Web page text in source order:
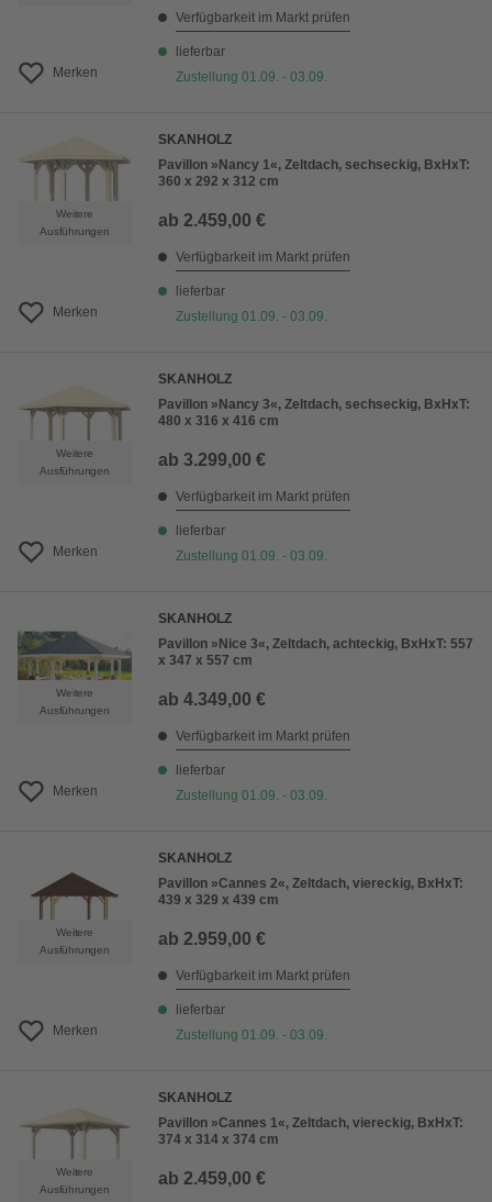
Merken
Verfügbarkeit im Markt prüfen
lieferbar
Zustellung 01.09. - 03.09.
Weitere
Ausführungen
Merken
SKANHOLZ
Pavillon »Nancy 1«, Zeltdach, sechseckig, BxHxT:
360 x 292 x 312 cm
ab 2.459,00 €
Verfügbarkeit im Markt prüfen
lieferbar
Zustellung 01.09. - 03.09.
Weitere
Ausführungen
Merken
SKANHOLZ
Pavillon »Nancy 3«, Zeltdach, sechseckig, BxHxT:
480 x 316 x 416 cm
ab 3.299,00 €
Verfügbarkeit im Markt prüfen
lieferbar
Zustellung 01.09. - 03.09.
Weitere
Ausführungen
Merken
SKANHOLZ
Pavillon »Nice 3«, Zeltdach, achteckig, BxHxT: 557
x 347 x 557 cm
ab 4.349,00 €
Verfügbarkeit im Markt prüfen
lieferbar
Zustellung 01.09. - 03.09.
Weitere
Ausführungen
Merken
SKANHOLZ
Pavillon »Cannes 2«, Zeltdach, viereckig, BxHxT:
439 x 329 x 439 cm
ab 2.959,00 €
Verfügbarkeit im Markt prüfen
lieferbar
Zustellung 01.09. - 03.09.
Weitere
Ausführungen
SKANHOLZ
Pavillon »Cannes 1«, Zeltdach, viereckig, BxHxT:
374 x 314 x 374 cm
ab 2.459,00 €